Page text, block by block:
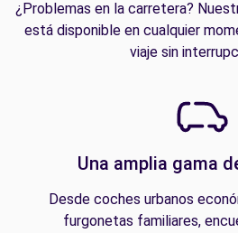
¿Problemas en la carretera?
está disponible en cualquier
viaje sin
Una amplia gama
Desde coches urbanos
furgonetas familiares,